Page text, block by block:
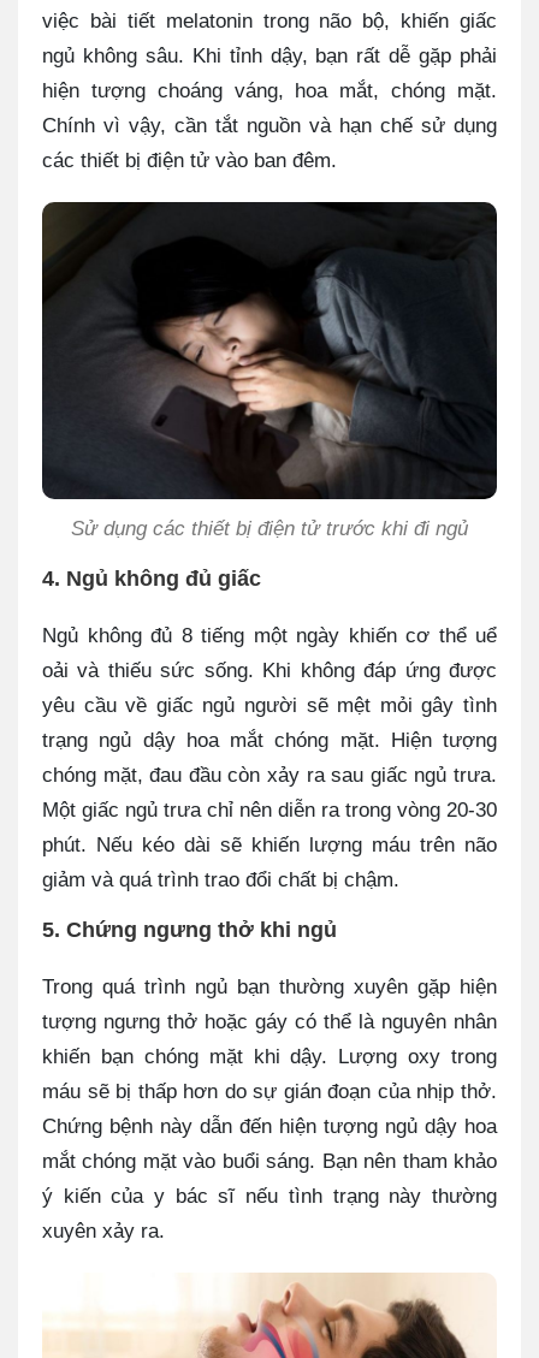
việc bài tiết melatonin trong não bộ, khiến giấc
ngủ không sâu. Khi tỉnh dậy, bạn rất dễ gặp phải
hiện tượng choáng váng, hoa mắt, chóng mặt.
Chính vì vậy, cần tắt nguồn và hạn chế sử dụng
các thiết bị điện tử vào ban đêm.
Sử dụng các thiết bị điện tử trước khi đi ngủ
4. Ngủ không đủ giấc
Ngủ không đủ 8 tiếng một ngày khiến cơ thể uể
oải và thiếu sức sống. Khi không đáp ứng được
yêu cầu về giấc ngủ người sẽ mệt mỏi gây tình
trạng ngủ dậy hoa mắt chóng mặt. Hiện tượng
chóng mặt, đau đầu còn xảy ra sau giấc ngủ trưa.
Một giấc ngủ trưa chỉ nên diễn ra trong vòng 20-30
phút. Nếu kéo dài sẽ khiến lượng máu trên não
giảm và quá trình trao đổi chất bị chậm.
5. Chứng ngưng thở khi ngủ
Trong quá trình ngủ bạn thường xuyên gặp hiện
tượng ngưng thở hoặc gáy có thể là nguyên nhân
khiến bạn chóng mặt khi dậy. Lượng oxy trong
máu sẽ bị thấp hơn do sự gián đoạn của nhịp thở.
Chứng bệnh này dẫn đến hiện tượng ngủ dậy hoa
mắt chóng mặt vào buổi sáng. Bạn nên tham khảo
ý kiến của y bác sĩ nếu tình trạng này thường
xuyên xảy ra.